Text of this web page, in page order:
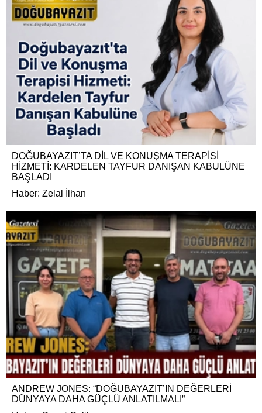
DOĞUBAYAZIT’TA DİL VE KONUŞMA TERAPİSİ
HİZMETİ: KARDELEN TAYFUR DANIŞAN KABULÜNE
BAŞLADI
Haber: Zelal İlhan
ANDREW JONES: “DOĞUBAYAZIT’IN DEĞERLERİ
DÜNYAYA DAHA GÜÇLÜ ANLATILMALI”